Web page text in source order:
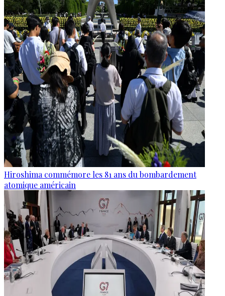
Hiroshima commémore les 81 ans du bombardement
atomique américain